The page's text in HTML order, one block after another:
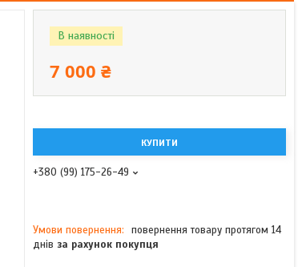
В наявності
7 000 ₴
КУПИТИ
+380 (99) 175-26-49
повернення товару протягом 14
днів за рахунок покупця